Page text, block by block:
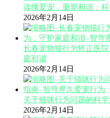
读懂爱宠，重塑和谐：
2026年2月14日
长春宠物猫行为矫正医
庭和谐
2026年2月14日
关于猫咪行为问题的科
2026年2月14日